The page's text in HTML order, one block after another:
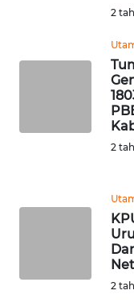
2
2
2
WN
SULBAR